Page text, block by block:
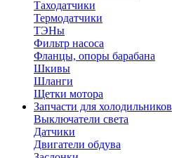
Таходатчики
Термодатчики
ТЭНы
Фильтр насоса
Фланцы, опоры барабана
Шкивы
Шланги
Щетки мотора
Запчасти для холодильников
Выключатели света
Датчики
Двигатели обдува